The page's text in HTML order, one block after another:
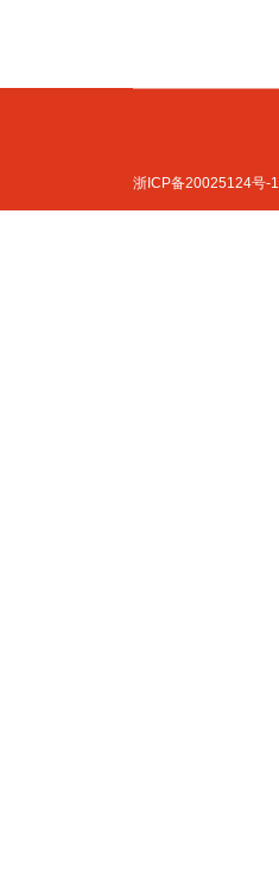
浙ICP备20025124号-1